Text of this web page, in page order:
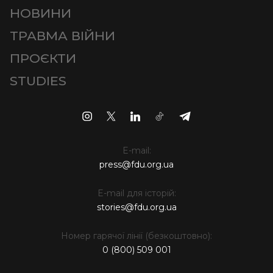
НОВИНИ
ТРАВМА ВІЙНИ
ПРОЄКТИ
STUDIES
E-mail:
press@fdu.org.ua
E-mail для історій:
stories@fdu.org.ua
Номер гарячої лінії (безкоштовно):
0 (800) 509 001